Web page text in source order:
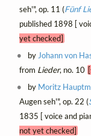
seh'", op. 11 (Fünf
published 1898 [
yet checked]
by Johann von
from Lieder, no. 10
by Moritz
Augen seh'", op. 22 (
1835 [ voice and
not yet checked]